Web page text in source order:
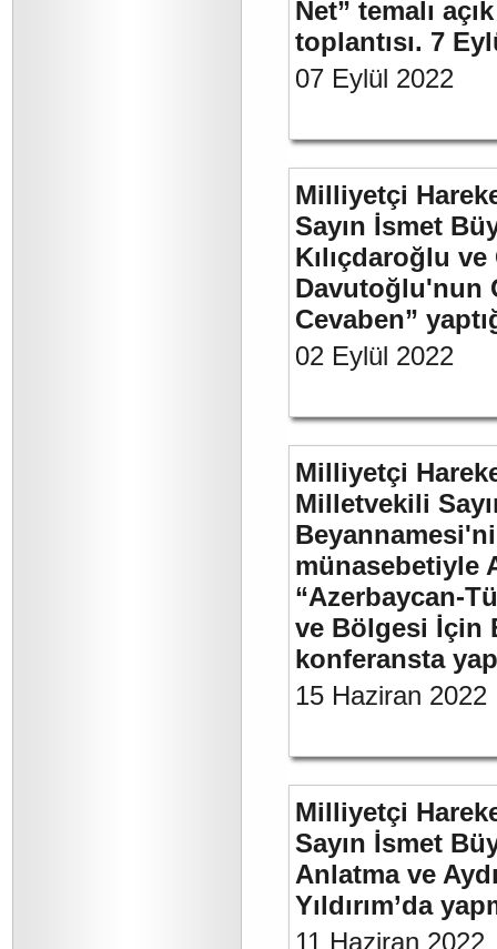
Net” temalı
toplantısı. 7
07 Eylül 2022
Milliyetçi
Sayın İsmet
Kılıçdaroğlu
Davutoğlu'nun
Cevaben”
02 Eylül 2022
Milliyetçi
Milletvekili
münasebetiyle
“Azerbaycan-
ve Bölgesi İçin
konferansta
15 Haziran 2022
Milliyetçi
Sayın İsmet
Anlatma ve
Yıldırım’da
11 Haziran 2022